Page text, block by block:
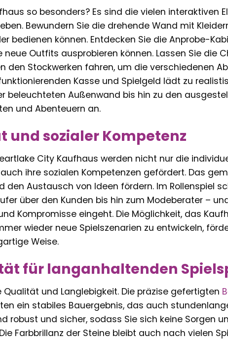
so besonders? Es sind die vielen interaktiven
Bewundern Sie die drehende Wand mit
bedienen können. Entdecken Sie die Anprobe-
neue Outfits ausprobieren können. Lassen Sie die
den Stockwerken fahren, um die verschiedenen
Kasse und Spielgeld lädt zu
beleuchteten Außenwand bis hin zu den
und Abenteuern an.
und sozialer Kompetenz
City Kaufhaus werden nicht nur die
ihre sozialen Kompetenzen gefördert. Das
Austausch von Ideen fördern. Im Rollenspiel
über den Kunden bis hin zum Modeberater –
Kompromisse eingeht. Die Möglichkeit, das
wieder neue Spielszenarien zu entwickeln,
Weise.
für langanhaltenden
und Langlebigkeit. Die präzise gefertigten
ein stabiles Bauergebnis, das auch
robust und sicher, sodass Sie sich keine Sorgen
Farbbrillanz der Steine bleibt auch nach vielen